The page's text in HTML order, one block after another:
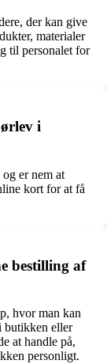
der kan give
materialer
til personalet for
i
er nem at
kort for at få
bestilling af
hvor man kan
butikken eller
at handle på,
personligt.